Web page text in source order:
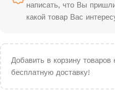
написать, что Вы
какой товар Вас
Добавить в корзину
бесплатную доставку!